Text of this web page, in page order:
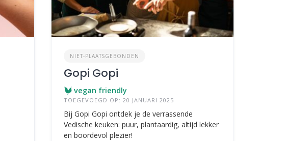
NIET-PLAATSGEBONDEN
Gopi Gopi
vegan friendly
TOEGEVOEGD OP: 20 JANUARI 2025
Bij Gopi Gopi ontdek je de verrassende
Vedische keuken: puur, plantaardig, altijd lekker
en boordevol plezier!